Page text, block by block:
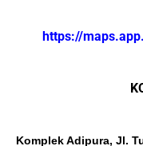
https://
Komplek Adipura, Jl.